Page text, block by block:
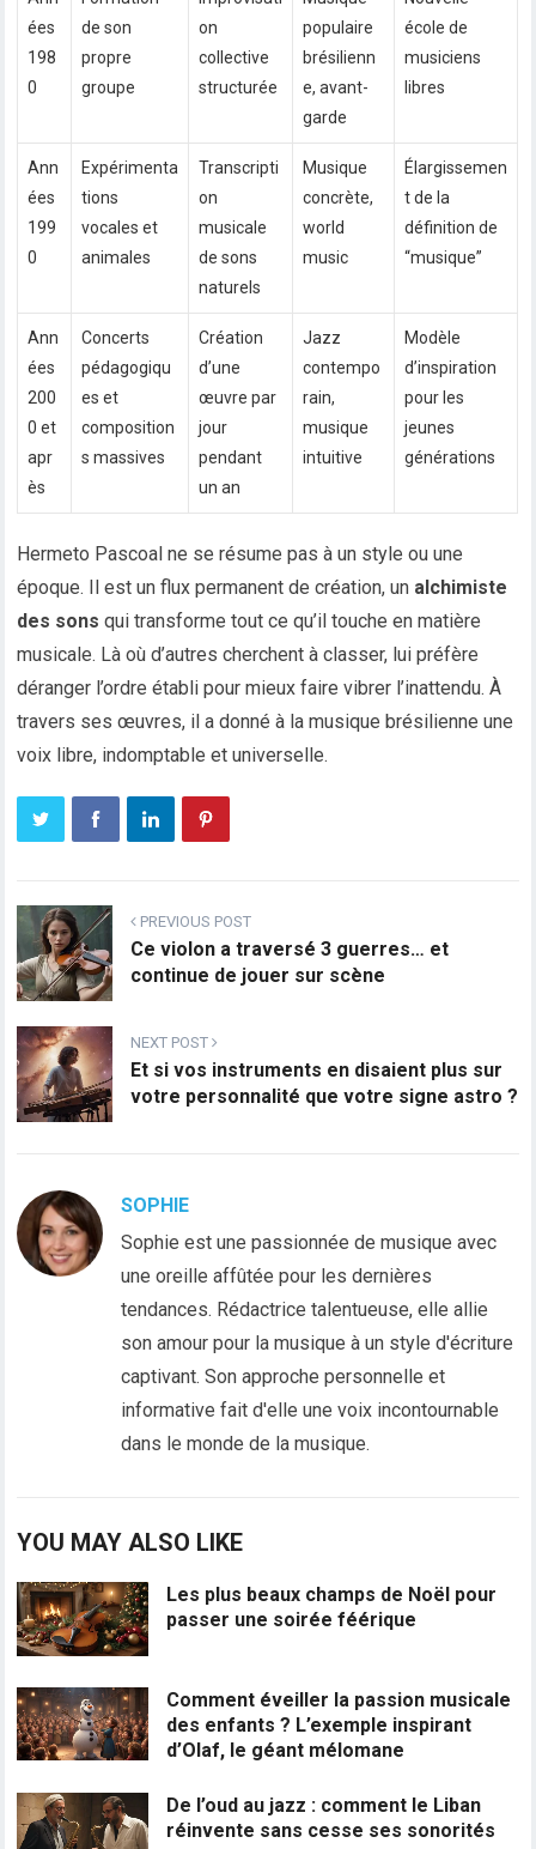
ées
198
0
de son
propre
groupe
on
collective
structurée
populaire
brésilienn
e, avant-
garde
école de
musiciens
libres
Ann
ées
199
0
Expérimenta
tions
vocales et
animales
Transcripti
on
musicale
de sons
naturels
Musique
concrète,
world
music
Élargissemen
t de la
définition de
“musique”
Ann
ées
200
0 et
apr
ès
Concerts
pédagogiqu
es et
composition
s massives
Création
d’une
œuvre par
jour
pendant
un an
Jazz
contempo
rain,
musique
intuitive
Modèle
d’inspiration
pour les
jeunes
générations
Hermeto Pascoal ne se résume pas à un style ou une
époque. Il est un flux permanent de création, un alchimiste
des sons qui transforme tout ce qu’il touche en matière
musicale. Là où d’autres cherchent à classer, lui préfère
déranger l’ordre établi pour mieux faire vibrer l’inattendu. À
travers ses œuvres, il a donné à la musique brésilienne une
voix libre, indomptable et universelle.
PREVIOUS POST
Ce violon a traversé 3 guerres… et
continue de jouer sur scène
NEXT POST
Et si vos instruments en disaient plus sur
votre personnalité que votre signe astro ?
SOPHIE
Sophie est une passionnée de musique avec
une oreille affûtée pour les dernières
tendances. Rédactrice talentueuse, elle allie
son amour pour la musique à un style d'écriture
captivant. Son approche personnelle et
informative fait d'elle une voix incontournable
dans le monde de la musique.
YOU MAY ALSO LIKE
Les plus beaux champs de Noël pour
passer une soirée féérique
Comment éveiller la passion musicale
des enfants ? L’exemple inspirant
d’Olaf, le géant mélomane
De l’oud au jazz : comment le Liban
réinvente sans cesse ses sonorités